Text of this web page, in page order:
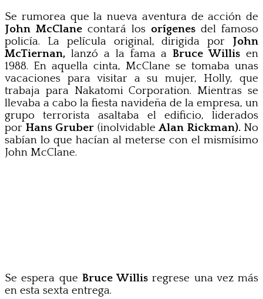
Se rumorea que la nueva aventura de acción de
John McClane contará los orígenes del famoso
policía. La película original, dirigida por John
McTiernan, lanzó a la fama aBruce Willis en
1988. En aquella cinta, McClane se tomaba unas
vacaciones para visitar a su mujer, Holly, que
trabaja para Nakatomi Corporation. Mientras se
llevaba a cabo la fiesta navideña de la empresa, un
grupo terrorista asaltaba el edificio, liderados
por Hans Gruber (inolvidable Alan Rickman).No
sabían lo que hacían al meterse con el mismísimo
John McClane.
Se espera que Bruce Willis regrese una vez más
en esta sexta entrega.